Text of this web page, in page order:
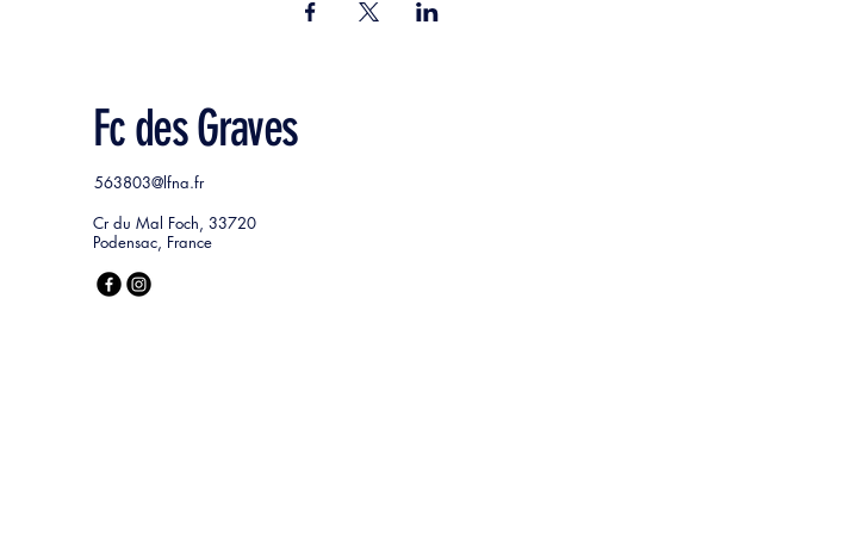
Fc des Graves
563803@lfna.fr
Cr du Mal Foch, 33720
Podensac, France